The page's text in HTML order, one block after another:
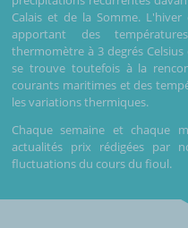
Calais et de la Somme.
apportant des
thermomètre à 3 degrés
se trouve toutefois à la
courants maritimes et des
les variations thermiques.
Chaque semaine et chaque
actualités prix rédigées par
fluctuations du cours du fioul.